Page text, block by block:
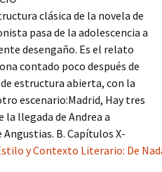
clásica de la novela de
pasa de la adolescencia a
desengaño. Es el relato
contado poco después de
estructura abierta, con la
escenario:Madrid, Hay tres
la llegada de Andrea a
B. Capítulos X-
y Contexto Literario: De